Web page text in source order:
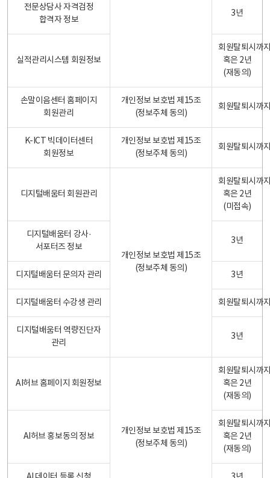
전문상담사 자격검정
합격자 정보
3년
실적관리시스템 회원정보
회원탈퇴시까
혹은 2년
(재동의)
손말이음센터 홈페이지
회원관리
개인정보 보호법 제15조
(정보주체 동의)
회원탈퇴시까
K-ICT 빅데이터센터
회원정보
개인정보 보호법 제15조
(정보주체 동의)
회원탈퇴시까
디지털배움터 회원관리
개인정보 보호법 제15조
(정보주체 동의)
회원탈퇴시까
혹은 2년
(미접속)
디지털배움터 강사·
서포터즈 정보
3년
디지털배움터 문의자 관리 3년
디지털배움터 수강생 관리 회원탈퇴시까
디지털배움터 역량진단자
관리
3년
AI허브 홈페이지 회원정보
개인정보 보호법 제15조
(정보주체 동의)
회원탈퇴시까
혹은 2년
(재동의)
AI허브 홍보동의 정보
회원탈퇴시까
혹은 2년
(재동의)